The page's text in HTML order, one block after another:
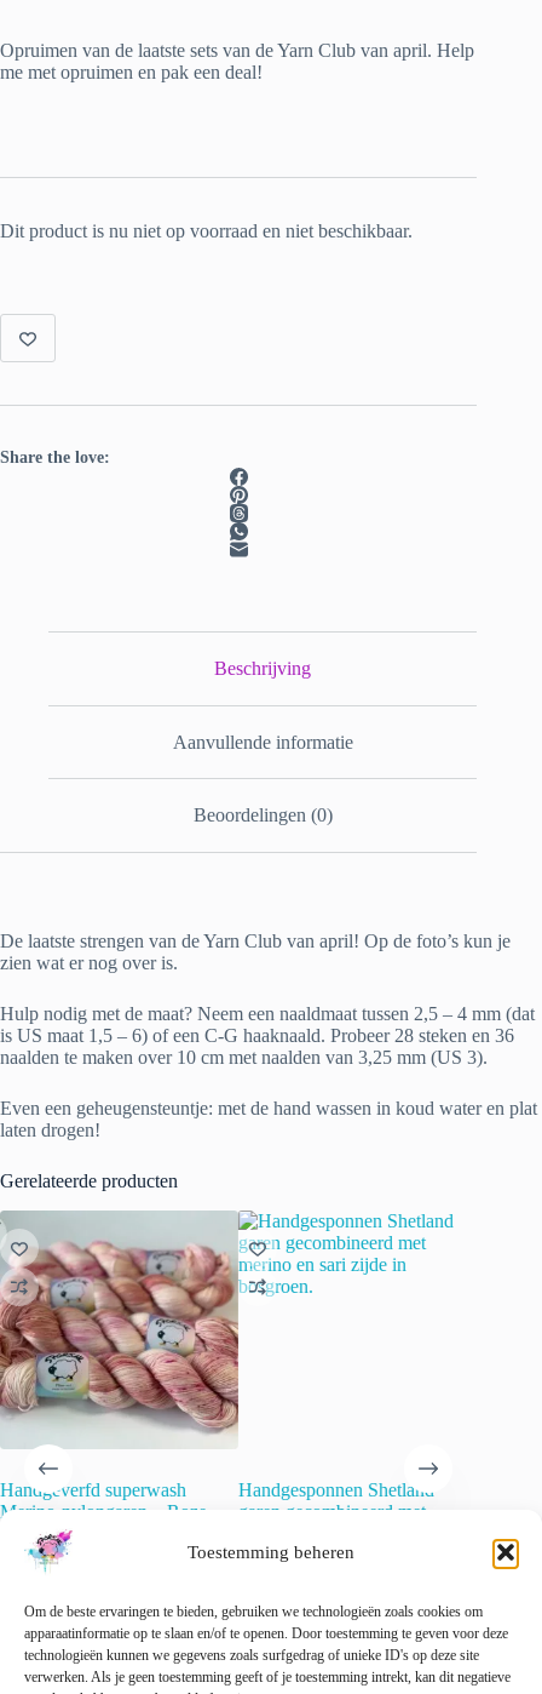
Toestemming beheren
Om de beste ervaringen te bieden, gebruiken we technologieën zoals cookies om
apparaatinformatie op te slaan en/of te openen. Door toestemming te geven voor deze
technologieën kunnen we gegevens zoals surfgedrag of unieke ID's op deze site
verwerken. Als je geen toestemming geeft of je toestemming intrekt, kan dit negatieve
Opruimen van de laatste sets van de Yarn Club van april. Help
me met opruimen en pak een deal!
Dit product is nu niet op voorraad en niet beschikbaar.
Share the love:
Beschrijving
Aanvullende informatie
Beoordelingen (0)
De laatste strengen van de Yarn Club van april! Op de foto’s kun je
zien wat er nog over is.
Hulp nodig met de maat? Neem een naaldmaat tussen 2,5 – 4 mm (dat
is US maat 1,5 – 6) of een C-G haaknaald. Probeer 28 steken en 36
naalden te maken over 10 cm met naalden van 3,25 mm (US 3).
Even een geheugensteuntje: met de hand wassen in koud water en plat
laten drogen!
Gerelateerde producten
Handgeverfd superwash
Merino-nylongaren – Roze
Champagne
22.00
Handgesponnen Shetland
garen gecombineerd met
bosgroen.
🚨 Nog maar1op voorraad!
Toevoegen aan
22.00
heeft
Deze